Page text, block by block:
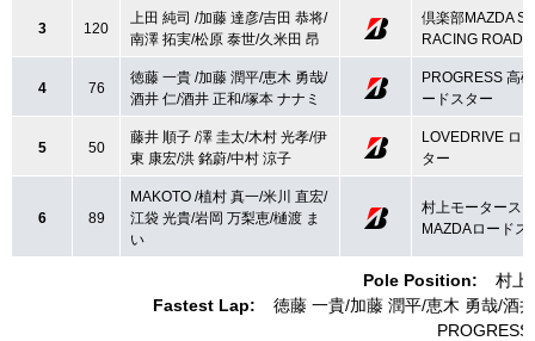
Pole Position:
村上
Fastest Lap:
徳藤 一貴 加藤 潤平 恵木 勇哉 酒
3 120
上田 純司 /加藤 達彦/吉田 恭将/
南澤 拓実/松原 泰世/久米田 昂
倶楽部MAZDA
RACING
4 76
徳藤 一貴 /加藤 潤平/恵木 勇哉/
酒井 仁/酒井 正和/塚本 ナナミ
PROGRESS 高
ードスター
5 50
藤井 順子 /澤 圭太/木村 光孝/伊
東 康宏/洪 銘蔚/中村 涼子
LOVEDRIVE ロ
ター
6 89
MAKOTO /植村 真一/米川 直宏/
江袋 光貴/岩岡 万梨恵/樋渡 ま
い
村上モータース
MAZDAロードス